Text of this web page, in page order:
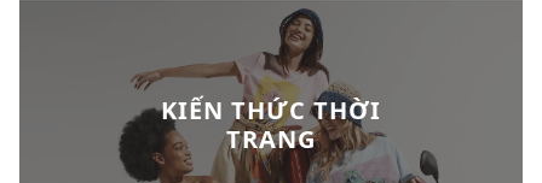
KIẾN THỨC THỜI
TRANG